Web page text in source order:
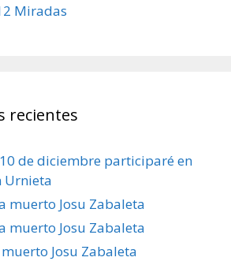
Miradas
recientes
de diciembre participaré en
Urnieta
muerto Josu Zabaleta
muerto Josu Zabaleta
Josu Zabaleta